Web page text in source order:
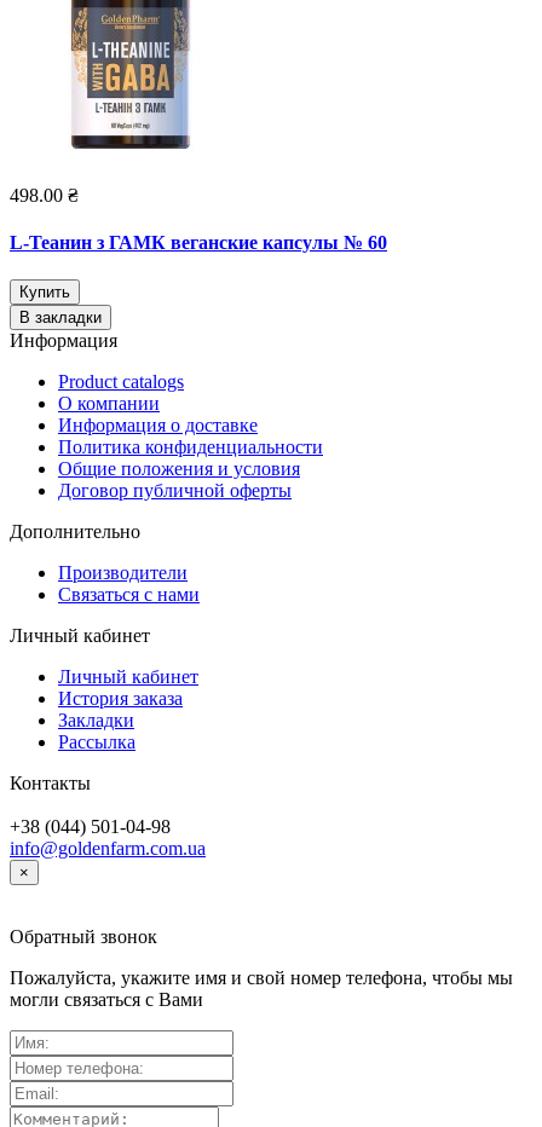
498.00 ₴
L-Теанин з ГАМК веганские капсулы № 60
Купить
В закладки
Информация
Product catalogs
О компании
Информация о доставке
Политика конфиденциальности
Общие положения и условия
Договор публичной оферты
Дополнительно
Производители
Связаться с нами
Личный кабинет
Личный кабинет
История заказа
Закладки
Рассылка
Контакты
+38 (044) 501-04-98
info@goldenfarm.com.ua
×
Обратный звонок
Пожалуйста, укажите имя и свой номер телефона, чтобы мы
могли связаться с Вами